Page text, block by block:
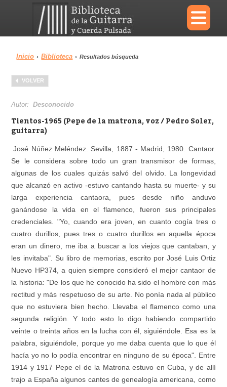
×
Menu
Biblioteca
Reproductor
Inicio › Biblioteca › Resultados búsqueda
VOLVER
Autor:Desconocido
Tientos-1965 (Pepe de la matrona, voz / Pedro Soler,
guitarra)
.José Núñez Meléndez. Sevilla, 1887 - Madrid, 1980. Cantaor.
Se le considera sobre todo un gran transmisor de formas,
algunas de los cuales quizás salvó del olvido. La longevidad
que alcanzó en activo -estuvo cantando hasta su muerte- y su
larga experiencia cantaora, pues desde niño anduvo
ganándose la vida en el flamenco, fueron sus principales
credenciales. "Yo, cuando era joven, en cuanto cogía tres o
cuatro durillos, pues tres o cuatro durillos en aquella época
eran un dinero, me iba a buscar a los viejos que cantaban, y
les invitaba". Su libro de memorias, escrito por José Luis Ortiz
Nuevo HP374, a quien siempre consideró el mejor cantaor de
la historia: "De los que he conocido ha sido el hombre con más
rectitud y más respetuoso de su arte. No ponía nada al público
que no estuviera bien hecho. Llevaba el flamenco como una
segunda religión. Y todo esto lo digo habiendo compartido
veinte o treinta años en la lucha con él, siguiéndole. Esa es la
palabra, siguiéndole, porque yo me daba cuenta que lo que él
hacía yo no lo podía encontrar en ninguno de su época". Entre
1914 y 1917 Pepe el de la Matrona estuvo en Cuba, y de allí
trajo a España algunos cantes de genealogía americana, como